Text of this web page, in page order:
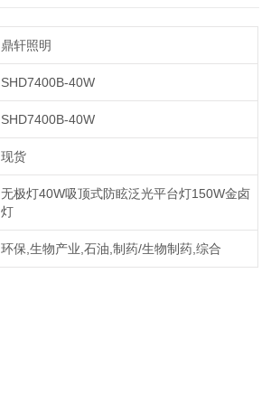
鼎轩照明
SHD7400B-40W
SHD7400B-40W
现货
无极灯40W吸顶式防眩泛光平台灯150W金卤
灯
环保,生物产业,石油,制药/生物制药,综合